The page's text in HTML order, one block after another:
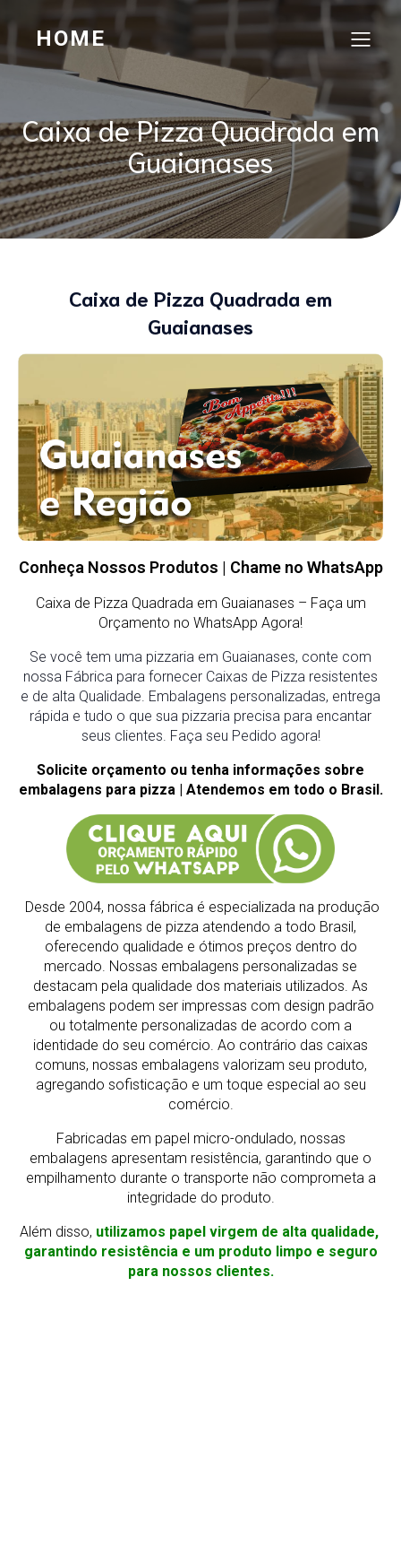
HOME
Caixa de Pizza Quadrada em
Guaianases
Caixa de Pizza Quadrada em
Guaianases
Conheça Nossos Produtos | Chame no WhatsApp
Caixa de Pizza Quadrada em Guaianases – Faça um
Orçamento no WhatsApp Agora!
Se você tem uma pizzaria em Guaianases, conte com
nossa Fábrica para fornecer Caixas de Pizza resistentes
e de alta Qualidade. Embalagens personalizadas, entrega
rápida e tudo o que sua pizzaria precisa para encantar
seus clientes. Faça seu Pedido agora!
Solicite orçamento ou tenha informações sobre
embalagens para pizza | Atendemos em todo o Brasil.
Desde 2004, nossa fábrica é especializada na produção
de embalagens de pizza atendendo a todo Brasil,
oferecendo qualidade e ótimos preços dentro do
mercado. Nossas embalagens personalizadas se
destacam pela qualidade dos materiais utilizados. As
embalagens podem ser impressas com design padrão
ou totalmente personalizadas de acordo com a
identidade do seu comércio. Ao contrário das caixas
comuns, nossas embalagens valorizam seu produto,
agregando sofisticação e um toque especial ao seu
comércio.
Fabricadas em papel micro-ondulado, nossas
embalagens apresentam resistência, garantindo que o
empilhamento durante o transporte não comprometa a
integridade do produto.
Além disso, utilizamos papel virgem de alta qualidade,
garantindo resistência e um produto limpo e seguro
para nossos clientes.